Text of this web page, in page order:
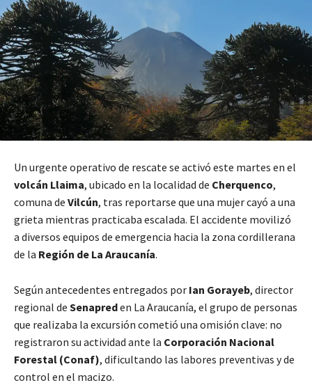
Un urgente operativo de rescate se activó este martes en el
volcán Llaima, ubicado en la localidad de Cherquenco,
comuna de Vilcún, tras reportarse que una mujer cayó a una
grieta mientras practicaba escalada. El accidente movilizó
a diversos equipos de emergencia hacia la zona cordillerana
de la Región de La Araucanía.
Según antecedentes entregados por Ian Gorayeb, director
regional de Senapreden La Araucanía, el grupo de personas
que realizaba la excursión cometió una omisión clave: no
registraron su actividad ante la Corporación Nacional
Forestal (Conaf), dificultando las labores preventivas y de
control en el macizo.